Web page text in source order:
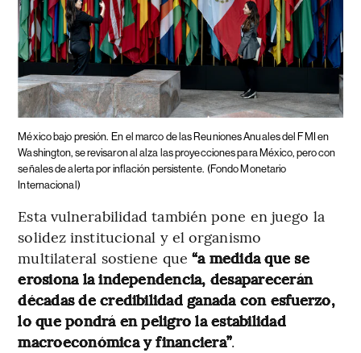
México bajo presión. En el marco de las Reuniones Anuales del FMI en
Washington, se revisaron al alza las proyecciones para México, pero con
señales de alerta por inflación persistente. (Fondo Monetario
Internacional)
Esta vulnerabilidad también pone en juego la
solidez institucional y el organismo
multilateral sostiene que “a medida que se
erosiona la independencia, desaparecerán
décadas de credibilidad ganada con esfuerzo,
lo que pondrá en peligro la estabilidad
macroeconómica y financiera”.